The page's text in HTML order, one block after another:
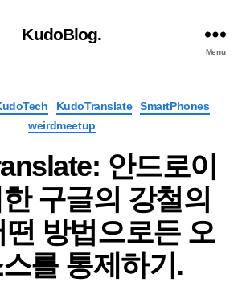
KudoBlog.
Menu
Categories
KudoTranslate
SmartPhones
weirdmeetup
안드로이
구글의 강철의
방법으로든 오
를 통제하기.